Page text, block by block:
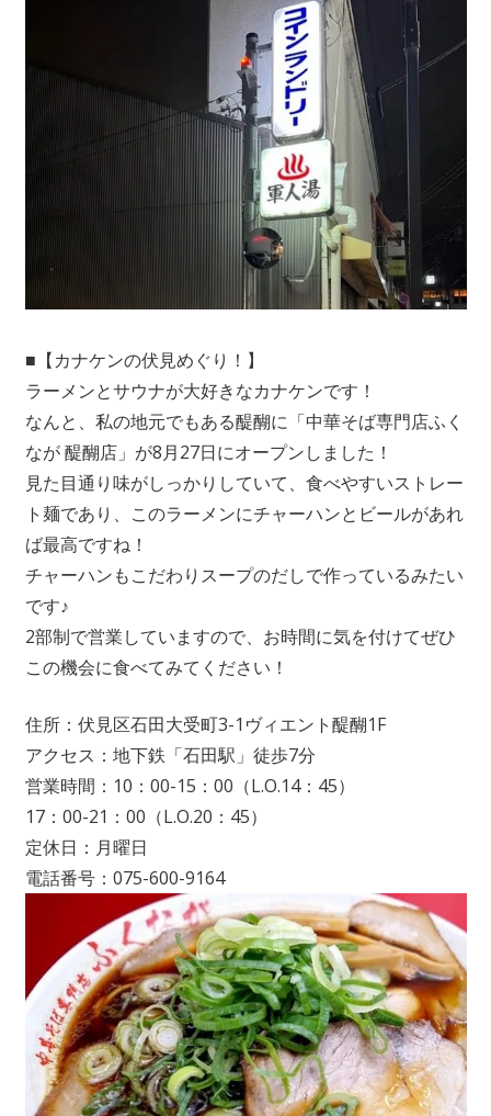
■【カナケンの伏見めぐり！】
ラーメンとサウナが大好きなカナケンです！
なんと、私の地元でもある醍醐に「中華そば専門店ふく
なが 醍醐店」が8月27日にオープンしました！
見た目通り味がしっかりしていて、食べやすいストレー
ト麺であり、このラーメンにチャーハンとビールがあれ
ば最高ですね！
チャーハンもこだわりスープのだしで作っているみたい
です♪
2部制で営業していますので、お時間に気を付けてぜひ
この機会に食べてみてください！
住所：伏見区石田大受町3-1ヴィエント醍醐1F
アクセス：地下鉄「石田駅」徒歩7分
営業時間：10：00-15：00（L.O.14：45）
17：00-21：00（L.O.20：45）
定休日：月曜日
電話番号：075-600-9164